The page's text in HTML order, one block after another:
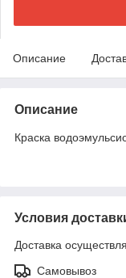
Описание
Описание
Краска
Условия
Доставка
Самовывоз